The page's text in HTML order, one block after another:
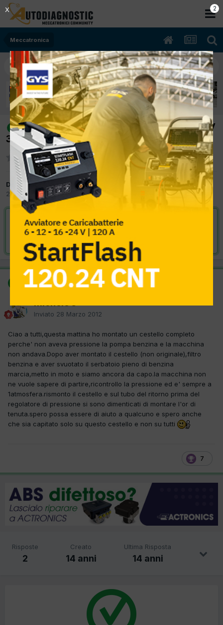
Meccatronica
risolto
[daewoo matiz 10/2000 800cc F8CV
38Kw Benzina] cestello pompa difettoso
Da michele s
28 Marzo 2012inMeccatronica
VAI ALLA SOLUZIONE
Risolta da michele s, 28 Marzo 2012
SOLUZIONE
Inviato 28 Marzo 2012
Ciao a tutti,questa mattina ho montato un cestello completo
perche' non aveva pressione la pompa benzina e la macchina
non andava.Dopo aver montato il cestello (non originale),filtro
benzina e aver svuotato il serbatoio pieno di benzina
marcia,metto in moto e siamo ancora da capo.la macchina non
ne vuole sapere di partire,ricontrollo la pressione ed e' sempre a
1atmosfera.rismonto il cestello e sul tubo del ritorno prima del
regolatore di pressione si sono dimenticati di montare l'or di
tenuta.spero possa essere di aiuto a qualcuno e spero anche
che sia capitato solo su questo cestello e non su tutti
7
Risposte
2
Creato
14 anni
Ultima Risposta
14 anni
2
X